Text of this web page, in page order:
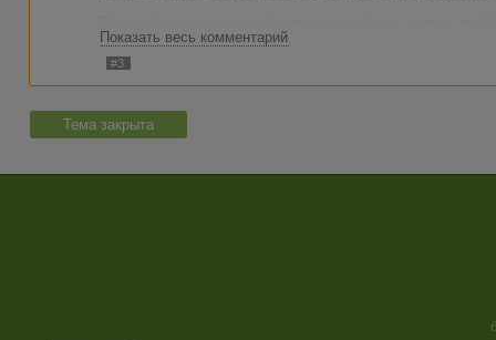
Добавьте статью в магазин снова. Если не получится -
Тема закрыта.
Показать весь комментарий
#3
Тема закрыта